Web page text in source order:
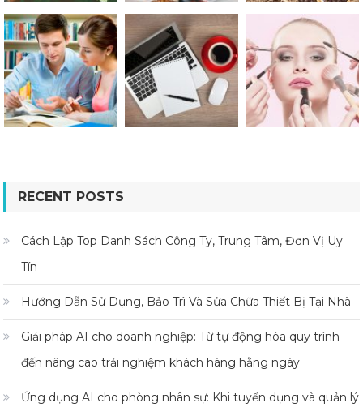
RECENT POSTS
Cách Lập Top Danh Sách Công Ty, Trung Tâm, Đơn Vị Uy
Tín
Hướng Dẫn Sử Dụng, Bảo Trì Và Sửa Chữa Thiết Bị Tại Nhà
Giải pháp AI cho doanh nghiệp: Từ tự động hóa quy trình
đến nâng cao trải nghiệm khách hàng hằng ngày
Ứng dụng AI cho phòng nhân sự: Khi tuyển dụng và quản lý